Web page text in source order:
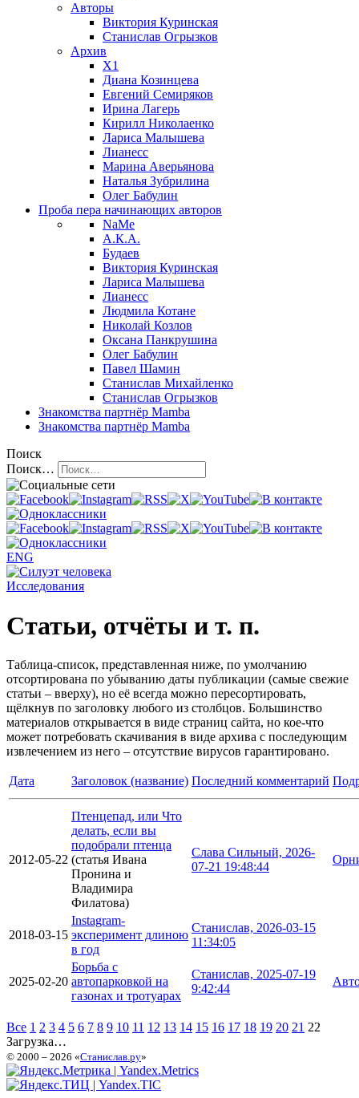
Авторы
Виктория Куринская
Станислав Огрызков
Архив
X1
Диана Козинцева
Евгений Семиряков
Ирина Лагерь
Кирилл Николаенко
Лариса Малышева
Лианесс
Марина Аверьянова
Наталья Зубрилина
Олег Бабулин
Проба пера начинающих авторов
NaMe
А.К.А.
Будаев
Виктория Куринская
Лариса Малышева
Лианесс
Людмила Котане
Николай Козлов
Оксана Панкрушина
Олег Бабулин
Павел Шамин
Станислав Михайленко
Станислав Огрызков
Знакомства партнёр Mamba
Знакомства партнёр Mamba
Поиск
Поиск…
ENG
Исследования
Статьи, отчёты и т. п.
Таблица-список, представленная ниже, по умолчанию
отсортирована по убыванию даты публикации (самые свежие
статьи – вверху), но её всегда можно пересортировать,
щёлкнув по заголовку любого из столбцов. Большинство
материалов открывается в виде страниц сайта, но кое-что
может потребовать скачивания в виде архива с последующим
извлечением из него – отсутствие вирусов гарантировано.
Дата Заголовок (название) Последний комментарий
2012-05-22
Птенцепад, или Что
делать, если вы
подобрали птенца
(статья Ивана
Пронина и
Владимира
Филатова)
Слава Сильный, 2026-
07-21 19:48:44
2018-03-15
Instagram-
эксперимент длиною
в год
Станислав, 2026-03-15
11:34:05
2025-02-20
Борьба с
автопарковкой на
газонах и тротуарах
Станислав, 2025-07-19
9:42:44
Все 1 2 3 4 5 6 7 8 9 10 11 12 13 14 15 16 17 18 19 20 21 22
Загрузка…
© 2000 – 2026 «Станислав.ру»